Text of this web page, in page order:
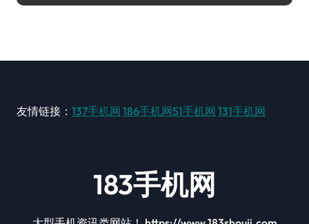
友情链接： 137手机网 186手机网51手机网 131手机网
183手机网